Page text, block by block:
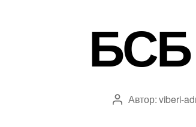
Автор
Автор:viberi-